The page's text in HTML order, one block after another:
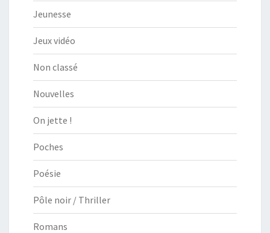
Jeunesse
Jeux vidéo
Non classé
Nouvelles
On jette !
Poches
Poésie
Pôle noir / Thriller
Romans